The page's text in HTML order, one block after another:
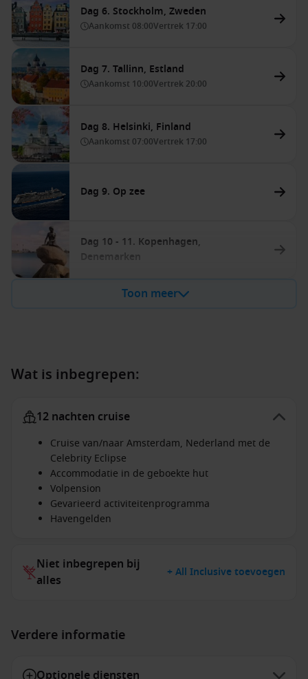
Dag 6. Stockholm, Zweden
Aankomst 08:00Vertrek 17:00
Dag 7. Tallinn, Estland
Aankomst 10:00Vertrek 20:00
Dag 8. Helsinki, Finland
Aankomst 07:00Vertrek 17:00
Dag 9. Op zee
Dag 10 - 11. Kopenhagen,
Denemarken
Toon meer
Wat is inbegrepen:
12 nachten cruise
Cruise van/naar Amsterdam, Nederland met de
Celebrity Eclipse
Accommodatie in de geboekte hut
Volpension
Gevarieerd activiteitenprogramma
Havengelden
Niet inbegrepen bij
alles
+ All Inclusive toevoegen
Verdere informatie
Optionele diensten